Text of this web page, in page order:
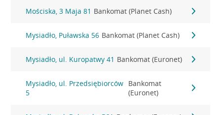
Mościska, 3 Maja 81 Bankomat (Planet Cash)
Mysiadło, Puławska 56 Bankomat (Planet Cash)
Mysiadło, ul. Kuropatwy 41 Bankomat (Euronet)
Mysiadło, ul. Przedsiębiorców
5
Bankomat
(Euronet)